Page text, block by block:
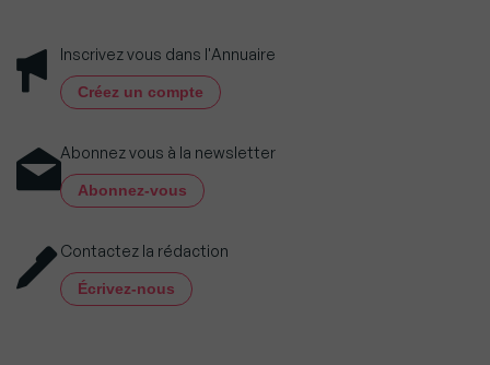
Inscrivez vous dans l'Annuaire
Créez un compte
Abonnez vous à la newsletter
Abonnez-vous
Contactez la rédaction
Écrivez-nous